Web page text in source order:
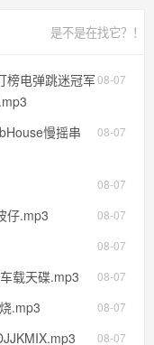
是不是在找它？！
08-07
榜电弹跳迷冠军
08-07
慢摇串
08-07
08-07
仔.mp3
08-07
08-07
载天碟.mp3
08-07
.mp3
08-07